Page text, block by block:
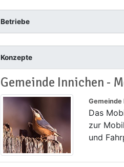
Betriebe
Konzepte
Gemeinde Innichen -
Gemeinde
Das
zur
und